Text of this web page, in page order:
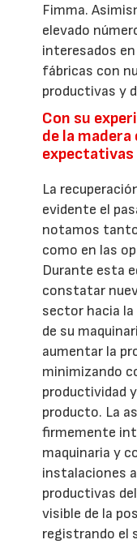
Fimma.
elevado
interesados
fábricas con
productivas y
Con su
de la madera
La
evidente el
notamos
como en las
Durante esta
constatar
sector hacia
de su
aumentar la
minimizando
productividad
producto. La
firmemente
maquinaria y
instalaciones
productivas
visible de la
registrando el